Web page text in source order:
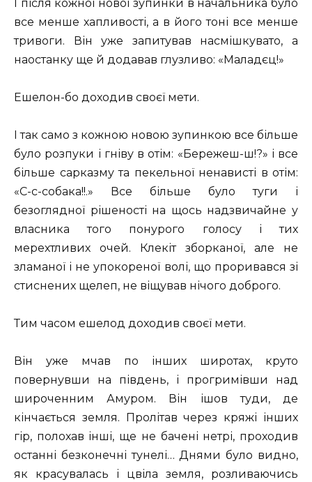
І після кожної нової зупинки в начальника було
все менше хапливості, а в його тоні все менше
тривоги. Він уже запитував насмішкувато, а
наостанку ще й додавав глузливо: «Маладєц!»
Ешелон-бо доходив своєї мети.
І так само з кожною новою зупинкою все більше
було розпуки і гніву в отім: «Бережеш-ш!?» і все
більше сарказму та пекельної ненависті в отім:
«С-с-собака!!.» Все більше було туги і
безоглядної рішеності на щось надзвичайне у
власника того понурого голосу і тих
мерехтливих очей. Клекіт зборканої, але не
зламаної і не упокореної волі, що проривався зі
стиснених щелеп, не віщував нічого доброго.
Тим часом ешелод доходив своєї мети.
Він уже мчав по інших широтах, круто
повернувши на південь, і прогримівши над
широченним Амуром. Він ішов туди, де
кінчається земля. Пролітав через кряжі інших
гір, полохав інші, ще не бачені нетрі, проходив
останні безконечні тунелі… Днями було видно,
як красувалась і цвіла земля, розливаючись